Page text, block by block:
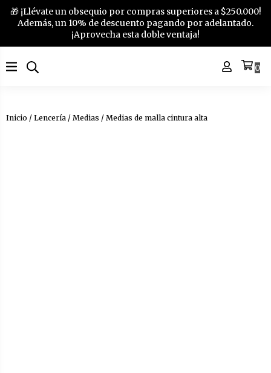
🎁 ¡Llévate un obsequio por compras superiores a $250.000!
Además, un 10% de descuento pagando por adelantado.
¡Aprovecha esta doble ventaja!
0
Inicio / Lencería / Medias / Medias de malla cintura alta